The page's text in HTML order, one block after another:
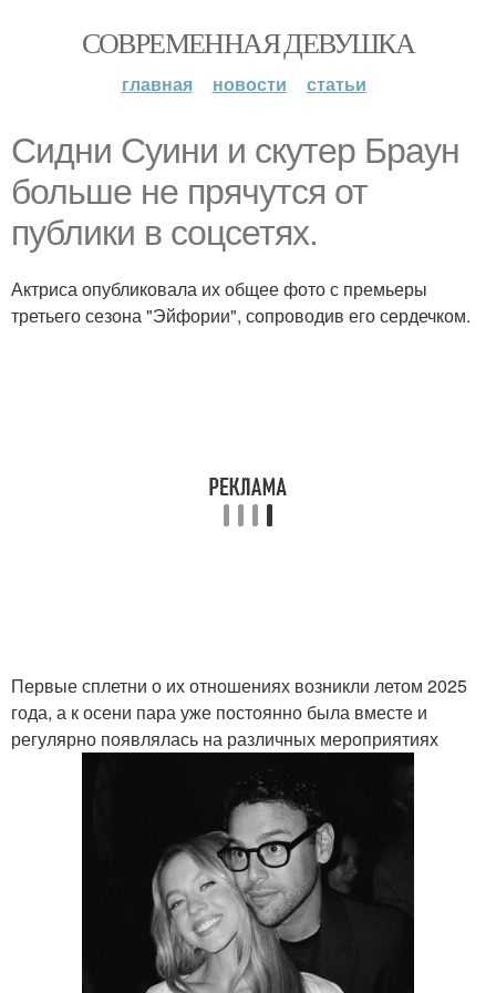
СОВРЕМЕННАЯ ДЕВУШКА
главная новости статьи
Сидни Суини и скутер Браун
больше не прячутся от
публики в соцсетях.
Актриса опубликовала их общее фото с премьеры
третьего сезона "Эйфории", сопроводив его сердечком.
Первые сплетни о их отношениях возникли летом 2025
года, а к осени пара уже постоянно была вместе и
регулярно появлялась на различных мероприятиях